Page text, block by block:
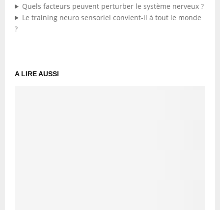
Quels facteurs peuvent perturber le système nerveux ?
Le training neuro sensoriel convient-il à tout le monde
?
A LIRE AUSSI